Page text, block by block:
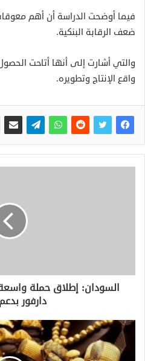
فيما أوضحت الدراسة أن أهم
ضعف الرقابة البنكية.
والتي أشارت إلى أنها أتاحت
واقع الإنتاج وتطويره.
السودان: إطلاق حملة
دارفور